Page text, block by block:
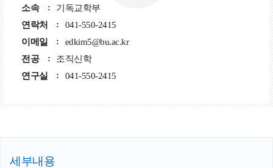
소속
기독교학부
연락처
041-550-2415
이메일
edkim5@bu.ac.kr
전공
조직신학
연구실
041-550-2415
세부내용